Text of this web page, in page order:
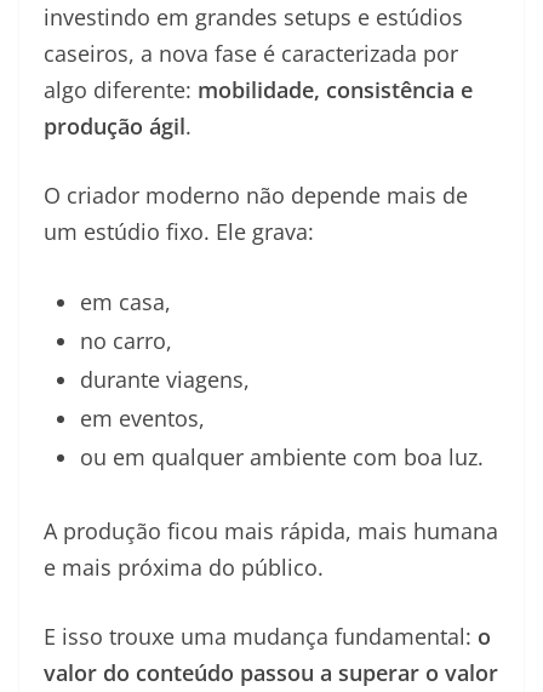
investindo em grandes setups e estúdios
caseiros, a nova fase é caracterizada por
algo diferente: mobilidade, consistência e
produção ágil.
O criador moderno não depende mais de
um estúdio fixo. Ele grava:
em casa,
no carro,
durante viagens,
em eventos,
ou em qualquer ambiente com boa luz.
A produção ficou mais rápida, mais humana
e mais próxima do público.
E isso trouxe uma mudança fundamental: o
valor do conteúdo passou a superar o valor